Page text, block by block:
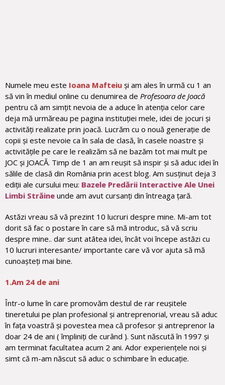
Numele meu este Ioana Mafteiu și am ales în urmă cu 1 an
să vin în mediul online cu denumirea de Profesoara de Joacă
pentru că am simțit nevoia de a aduce în atenția celor care
deja mă urmăreau pe pagina instituției mele, idei de jocuri și
activități realizate prin joacă. Lucrăm cu o nouă generație de
copii și este nevoie ca în sala de clasă, în casele noastre și
activitățile pe care le realizăm să ne bazăm tot mai mult pe
JOC și JOACĂ. Timp de 1 an am reușit să inspir și să aduc idei în
sălile de clasă din România prin acest blog. Am susținut deja 3
ediții ale cursului meu: Bazele Predării Interactive Ale Unei
Limbi Străine unde am avut cursanți din întreaga țară.
Astăzi vreau să vă prezint 10 lucruri despre mine. Mi-am tot
dorit să fac o postare în care să mă introduc, să vă scriu
despre mine.. dar sunt atâtea idei, încât voi începe astăzi cu
10 lucruri interesante/ importante care vă vor ajuta să mă
cunoașteți mai bine.
1.Am 24 de ani
Într-o lume în care promovăm destul de rar reușitele
tineretului pe plan profesional și antreprenorial, vreau să aduc
în fața voastră și povestea mea că profesor și antreprenor la
doar 24 de ani ( împliniți de curând ). Sunt născută în 1997 și
am terminat facultatea acum 2 ani. Ador experiențele noi și
simt că m-am născut să aduc o schimbare în educație.